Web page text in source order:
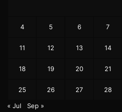
4 5 6 7
11 12 13 14
18 19 20 21
25 26 27 28
« Jul Sep »